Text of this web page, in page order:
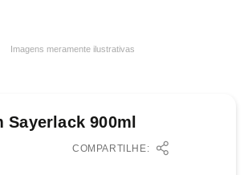
Imagens meramente ilustrativas
Sayerlack 900ml
COMPARTILHE: